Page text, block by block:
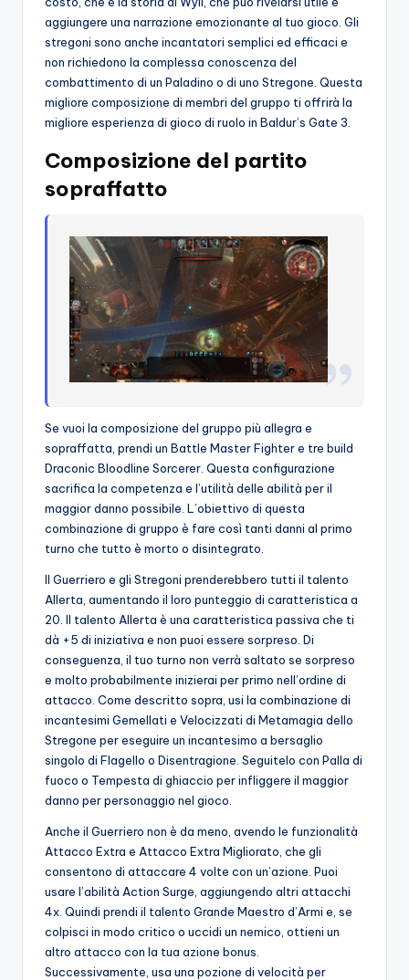
aggiungere una narrazione emozionante al tuo gioco. Gli
stregoni sono anche incantatori semplici ed efficaci e
non richiedono la complessa conoscenza del
combattimento di un Paladino o di uno Stregone. Questa
migliore composizione di membri del gruppo ti offrirà la
migliore esperienza di gioco di ruolo in Baldur’s Gate 3.
Composizione del partito
sopraffatto
Se vuoi la composizione del gruppo più allegra e
sopraffatta, prendi un Battle Master Fighter e tre build
Draconic Bloodline Sorcerer. Questa configurazione
sacrifica la competenza e l’utilità delle abilità per il
maggior danno possibile. L’obiettivo di questa
combinazione di gruppo è fare così tanti danni al primo
turno che tutto è morto o disintegrato.
Il Guerriero e gli Stregoni prenderebbero tutti il ​​talento
Allerta, aumentando il loro punteggio di caratteristica a
20. Il talento Allerta è una caratteristica passiva che ti
dà +5 di iniziativa e non puoi essere sorpreso. Di
conseguenza, il tuo turno non verrà saltato se sorpreso
e molto probabilmente inizierai per primo nell’ordine di
attacco. Come descritto sopra, usi la combinazione di
incantesimi Gemellati e Velocizzati di Metamagia dello
Stregone per eseguire un incantesimo a bersaglio
singolo di Flagello o Disentragione. Seguitelo con Palla di
fuoco o Tempesta di ghiaccio per infliggere il maggior
danno per personaggio nel gioco.
Anche il Guerriero non è da meno, avendo le funzionalità
Attacco Extra e Attacco Extra Migliorato, che gli
consentono di attaccare 4 volte con un’azione. Puoi
usare l’abilità Action Surge, aggiungendo altri attacchi
4x. Quindi prendi il talento Grande Maestro d’Armi e, se
colpisci in modo critico o uccidi un nemico, ottieni un
altro attacco con la tua azione bonus.
Successivamente, usa una pozione di velocità per